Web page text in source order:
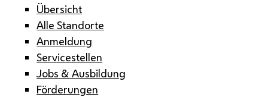
Übersicht
Alle Standorte
Anmeldung
Servicestellen
Jobs & Ausbildung
Förderungen